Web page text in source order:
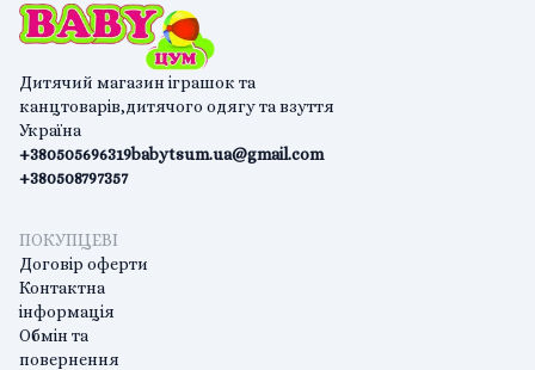
Дитячий магазин іграшок та
канцтоварів,дитячого одягу та взуття
Україна
+380505696319
+380508797357
babytsum.ua@gmail.com
ПОКУПЦЕВІ
Договір оферти
Контактна
інформація
Обмін та
повернення